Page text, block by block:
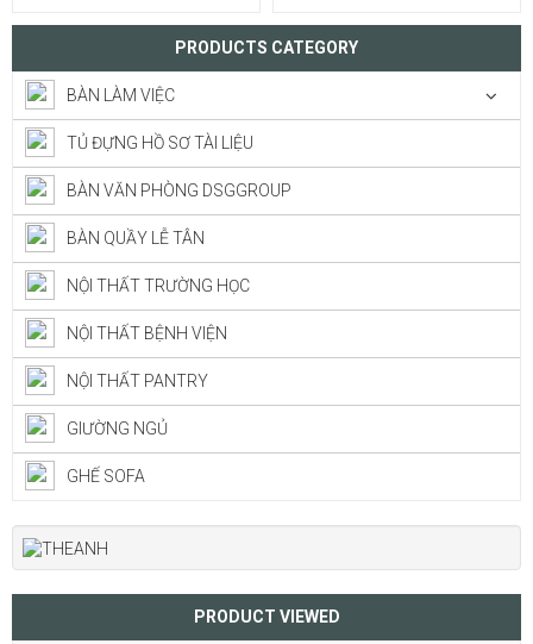
PRODUCTS CATEGORY
BÀN LÀM VIỆC
TỦ ĐỰNG HỒ SƠ TÀI LIỆU
BÀN VĂN PHÒNG DSGGROUP
BÀN QUẦY LỄ TÂN
NỘI THẤT TRƯỜNG HỌC
NỘI THẤT BỆNH VIỆN
NỘI THẤT PANTRY
GIƯỜNG NGỦ
GHẾ SOFA
PRODUCT VIEWED